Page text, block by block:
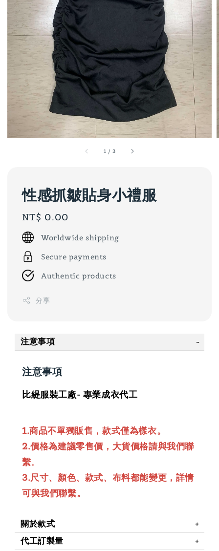
1 / 3
性感抓皺貼身小禮服
Regular
price
NT$ 0.00
Worldwide shipping
Secure payments
Authentic products
分享
注意事項
注意事項
比緹服裝工廠- 專業成衣代工
1.商品不單獨販售，款式僅為樣衣。
2.價格為建議零售價，大貨價格請與我們聯
繫。
3.尺寸、顏色、款式、布料都能變更，詳情
可與我們聯繫。
關於款式
代工訂製量